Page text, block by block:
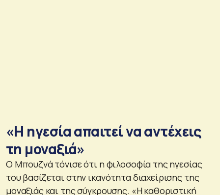
«Η ηγεσία απαιτεί να αντέχεις
τη μοναξιά»
Ο Μπουζνά τόνισε ότι η φιλοσοφία της ηγεσίας
του βασίζεται στην ικανότητα διαχείρισης της
μοναξιάς και της σύγκρουσης. «Η καθοριστική